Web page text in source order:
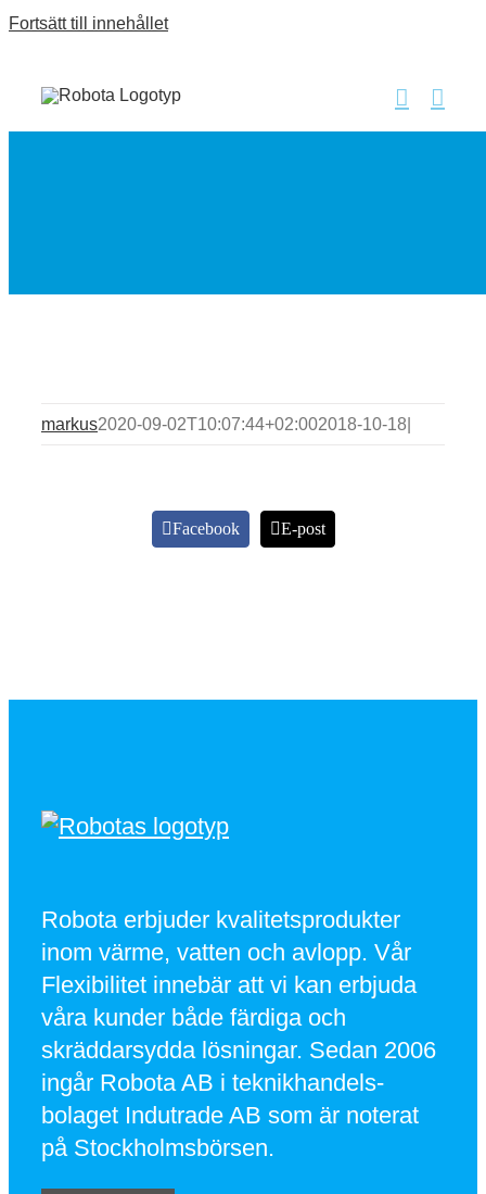
Fortsätt till innehållet
markus2020-09-02T10:07:44+02:002018-10-18
Facebook E-post
Robota erbjuder kvalitetsprodukter
inom värme, vatten och avlopp. Vår
Flexibilitet innebär att vi kan erbjuda
våra kunder både färdiga och
skräddarsydda lösningar. Sedan 2006
ingår Robota AB i teknikhandels-
bolaget Indutrade AB som är noterat
på Stockholmsbörsen.